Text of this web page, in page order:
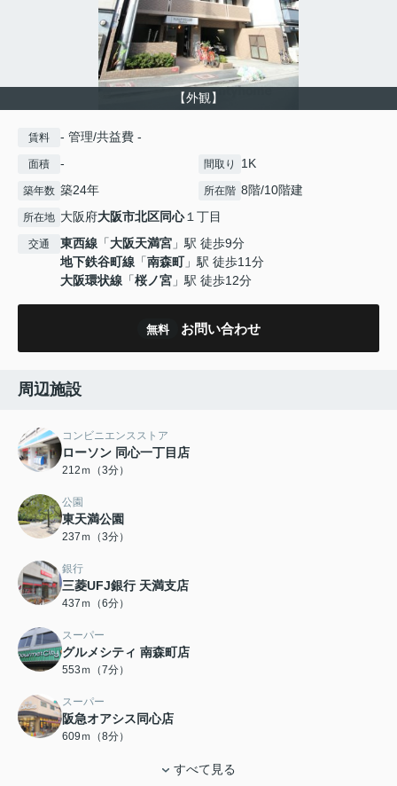
【外観】
賃料 - 管理/共益費 -
面積 - 間取り 1K
築年数 築24年 所在階 8階/10階建
所在地 大阪府大阪市北区同心１丁目
交通 東西線 「大阪天満宮 」駅 徒歩9分
地下鉄谷町線 「南森町」駅 徒歩11分
大阪環状線 「桜ノ宮 」駅 徒歩12分
無料 お問い合わせ
周辺施設
コンビニエンスストア
ローソン 同心一丁目店
212ｍ（3分）
公園
東天満公園
237ｍ（3分）
銀行
三菱UFJ銀行 天満支店
437ｍ（6分）
スーパー
グルメシティ 南森町店
553ｍ（7分）
スーパー
阪急オアシス同心店
609ｍ（8分）
すべて見る